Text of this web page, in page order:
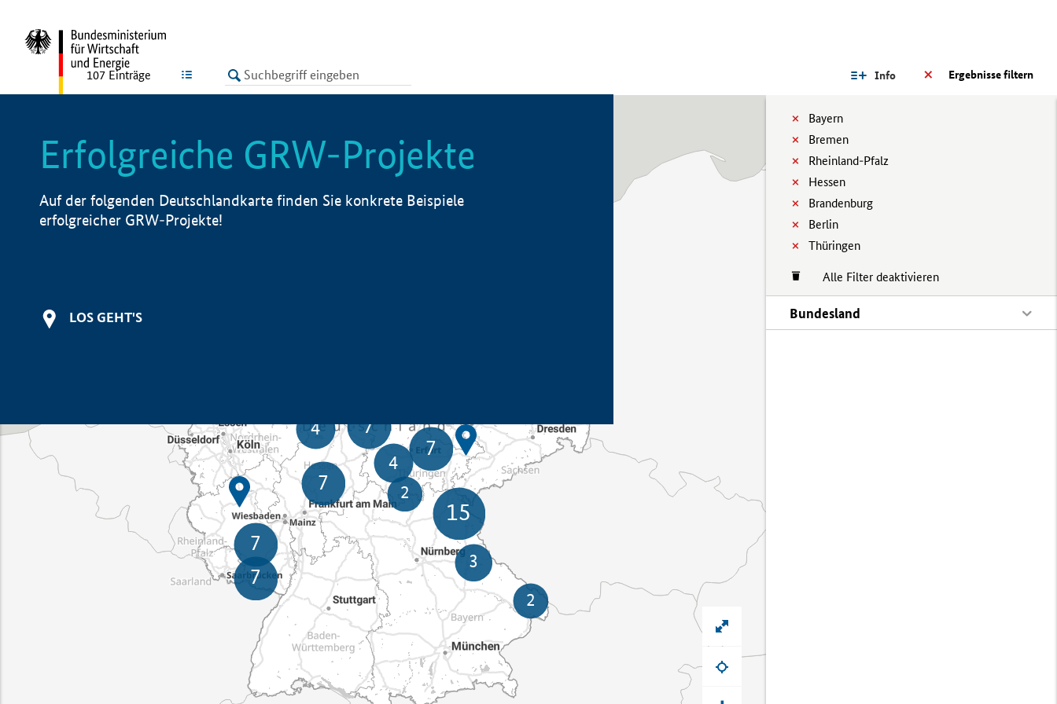
LISTE Ergebnisse filtern
Info
Bayern
Bremen
Rheinland-Pfalz
Hessen
Brandenburg
Berlin
Thüringen
Alle Filter deaktivieren
Bundesland
107 Einträge
Erfolgreiche GRW-Projekte
Auf der folgenden Deutschlandkarte finden Sie konkrete Beispiele
erfolgreicher GRW-Projekte!
LOS GEHT'S